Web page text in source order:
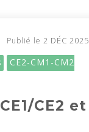
Publié le 2 DÉC 2025
CE2-CM1-CM2
CE2 et